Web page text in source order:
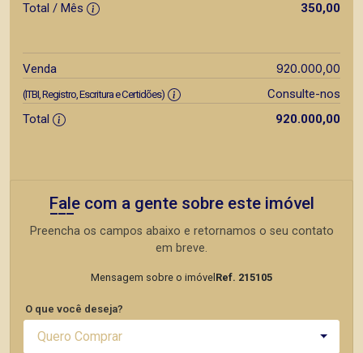
Total / Mês
350,00
Venda 920.000,00
(ITBI, Registro, Escritura e Certidões)
Consulte-nos
Total
920.000,00
Fale com a gente sobre este imóvel
Preencha os campos abaixo e retornamos o seu contato
em breve.
Mensagem sobre o imóvel Ref. 215105
O que você deseja?
Quero Comprar